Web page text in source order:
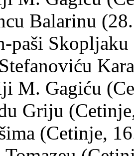
Balarinu
paši
M. Gagiću
Griju
(Cetinje,